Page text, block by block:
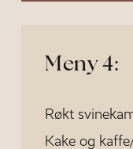
Meny 4:
Røkt
Kake og